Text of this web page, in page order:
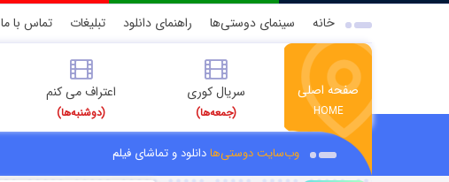
خانه سینمای دوستی‌ها راهنمای دانلود تبلیغات تماس با ما
صفحه اصلی
HOME
سریال کوری
(جمعه‌ها)
اعتراف می کنم
(دوشنبه‌ها)
وب‌سایت دوستی‌هادانلود و تماشای فیلم